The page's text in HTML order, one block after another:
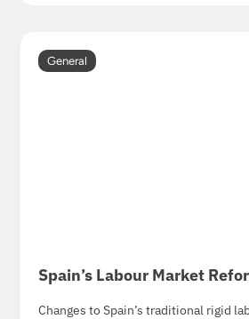
General
Spain’s Labour Market
Changes to Spain’s traditional rigid